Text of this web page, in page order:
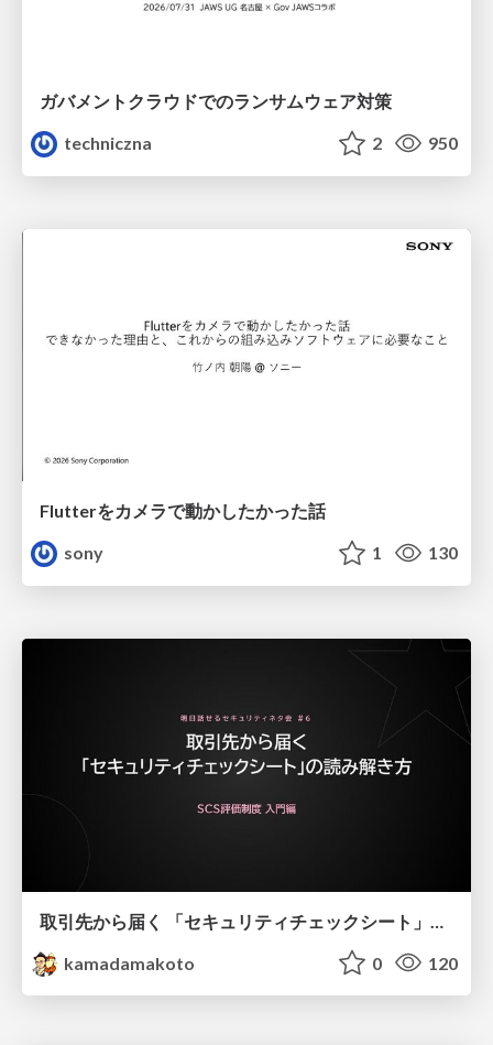
ガバメントクラウドでのランサムウェア対策
techniczna
2 950
Flutterをカメラで動かしたかった話
sony
1 130
kamadamakoto
0 120